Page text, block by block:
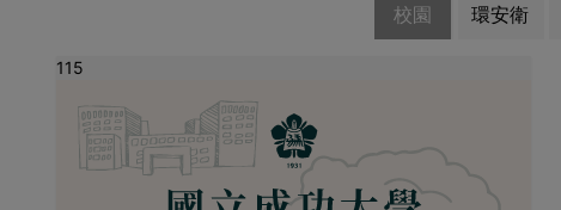
校園 環安衛
115